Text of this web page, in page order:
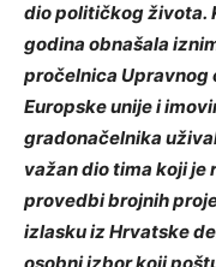
dio političkog života.
godina obnašala
pročelnica Upravnog
Europske unije i
gradonačelnika
važan dio tima koji je
provedbi brojnih
izlasku iz Hrvatske